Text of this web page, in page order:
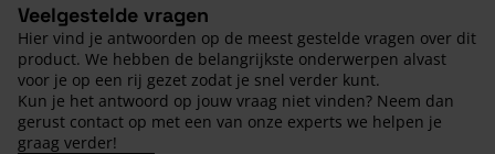
Veelgestelde vragen
Hier vind je antwoorden op de meest gestelde vragen over dit
product. We hebben de belangrijkste onderwerpen alvast
voor je op een rij gezet zodat je snel verder kunt.
Kun je het antwoord op jouw vraag niet vinden? Neem dan
gerust contact op met een van onze experts we helpen je
graag verder!